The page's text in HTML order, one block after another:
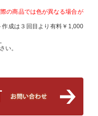
の商品では色が異なる場合が
成は３回目より有料￥1,000
い。